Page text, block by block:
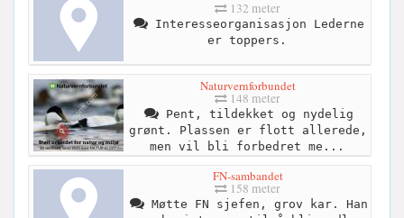
132 meter
Interesseorganisasjon Lederne
er toppers.
Naturvernforbundet
148 meter
Pent, tildekket og nydelig
grønt. Plassen er flott allerede,
men vil bli forbedret me...
FN-sambandet
158 meter
Møtte FN sjefen, grov kar. Han